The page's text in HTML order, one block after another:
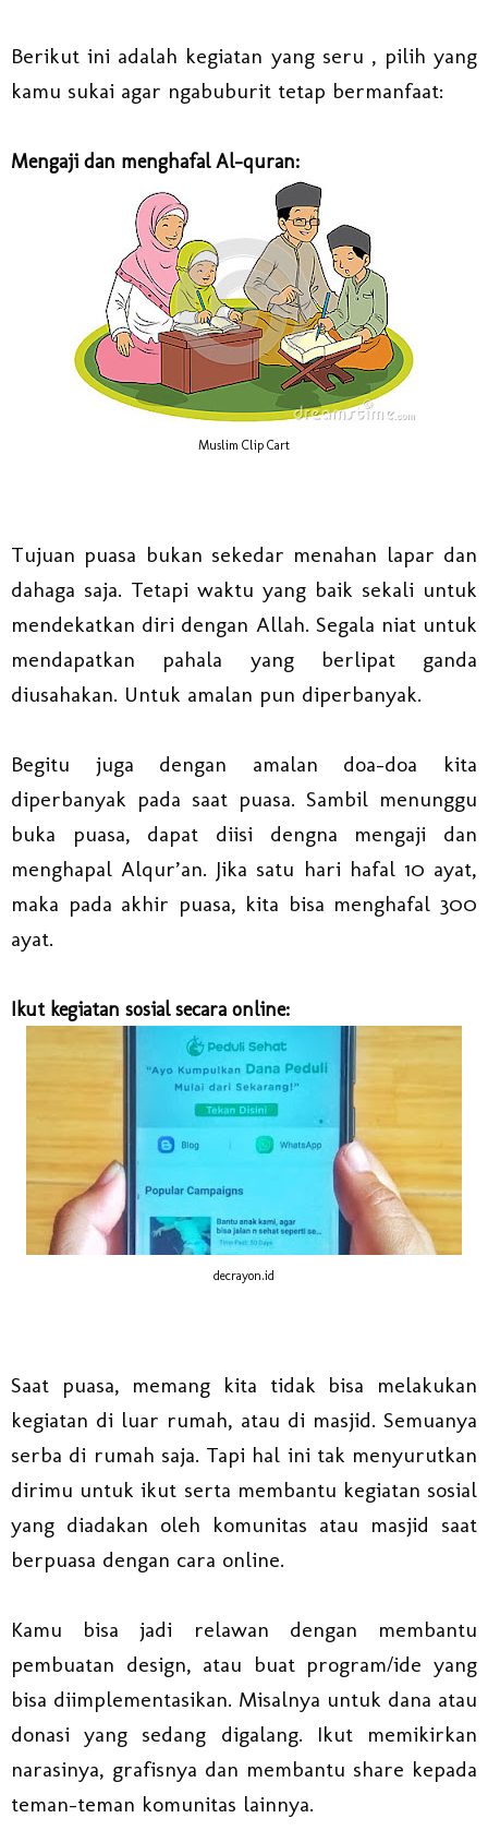
Berikut ini adalah kegiatan yang seru , pilih yang
kamu sukai agar ngabuburit tetap bermanfaat:
Mengaji dan menghafal Al-quran:
Muslim Clip Cart
Tujuan puasa bukan sekedar menahan lapar dan
dahaga saja. Tetapi waktu yang baik sekali untuk
mendekatkan diri dengan Allah. Segala niat untuk
mendapatkan pahala yang berlipat ganda
diusahakan. Untuk amalan pun diperbanyak.
Begitu juga dengan amalan doa-doa kita
diperbanyak pada saat puasa. Sambil menunggu
buka puasa, dapat diisi dengna mengaji dan
menghapal Alqur’an. Jika satu hari hafal 10 ayat,
maka pada akhir puasa, kita bisa menghafal 300
ayat.
Ikut kegiatan sosial secara online:
decrayon.id
Saat puasa, memang kita tidak bisa melakukan
kegiatan di luar rumah, atau di masjid. Semuanya
serba di rumah saja. Tapi hal ini tak menyurutkan
dirimu untuk ikut serta membantu kegiatan sosial
yang diadakan oleh komunitas atau masjid saat
berpuasa dengan cara online.
Kamu bisa jadi relawan dengan membantu
pembuatan design, atau buat program/ide yang
bisa diimplementasikan. Misalnya untuk dana atau
donasi yang sedang digalang. Ikut memikirkan
narasinya, grafisnya dan membantu share kepada
teman-teman komunitas lainnya.